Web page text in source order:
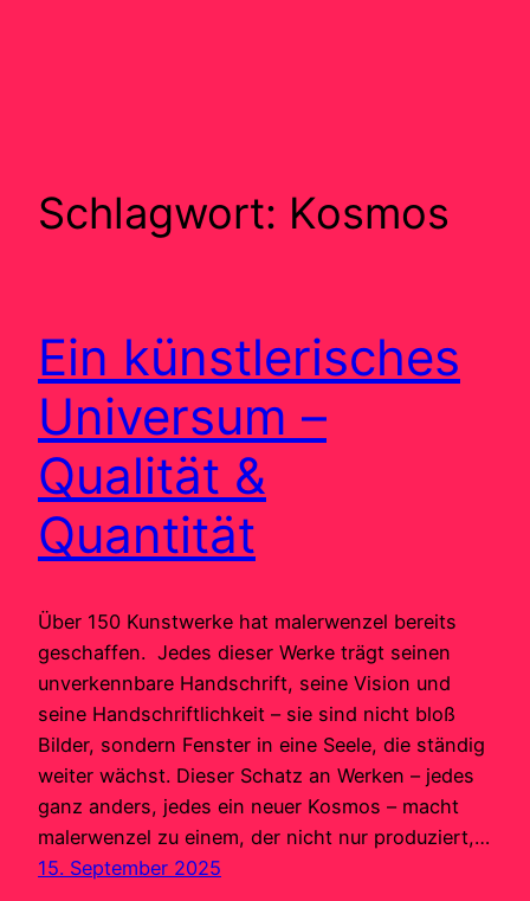
Schlagwort: Kosmos
Ein künstlerisches
Universum –
Qualität &
Quantität
Über 150 Kunstwerke hat malerwenzel bereits
geschaffen. Jedes dieser Werke trägt seinen
unverkennbare Handschrift, seine Vision und
seine Handschriftlichkeit – sie sind nicht bloß
Bilder, sondern Fenster in eine Seele, die ständig
weiter wächst. Dieser Schatz an Werken – jedes
ganz anders, jedes ein neuer Kosmos – macht
malerwenzel zu einem, der nicht nur produziert,…
15. September 2025